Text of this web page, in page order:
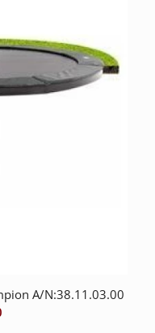
A/N:38.11.03.00